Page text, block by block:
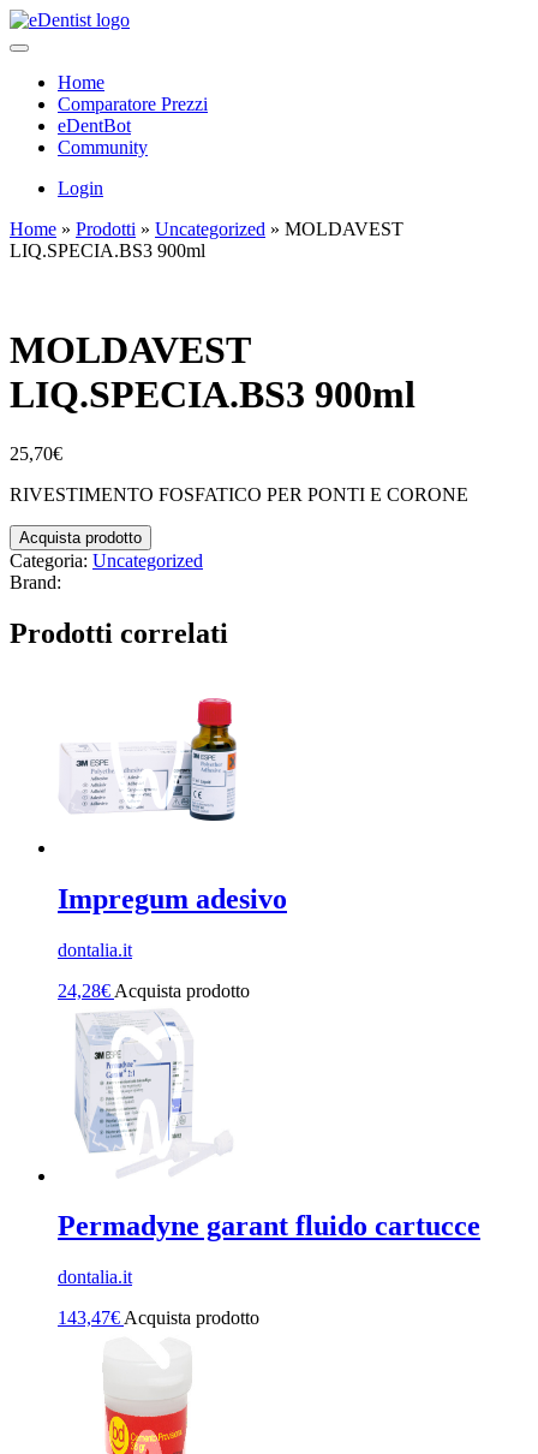
Home
Comparatore Prezzi
eDentBot
Community
Login
Home » Prodotti » Uncategorized » MOLDAVEST
LIQ.SPECIA.BS3 900ml
MOLDAVEST
LIQ.SPECIA.BS3 900ml
25,70€
RIVESTIMENTO FOSFATICO PER PONTI E CORONE
Acquista prodotto
Categoria: Uncategorized
Brand:
Prodotti correlati
Impregum adesivo
dontalia.it
24,28€ Acquista prodotto
Permadyne garant fluido cartucce
dontalia.it
143,47€ Acquista prodotto